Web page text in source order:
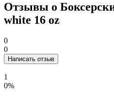
Отзывы о
white 16 oz
0
0
Написать отзыв
1
0%